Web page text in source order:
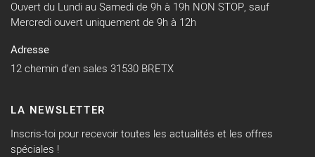
Ouvert du Lundi au Samedi de 9h à 19h NON STOP, sauf
Mercredi ouvert uniquement de 9h à 12h
Adresse
12 chemin d'en sales 31530 BRETX
LA NEWSLETTER
Inscris-toi pour recevoir toutes les actualités et les offres
spéciales !